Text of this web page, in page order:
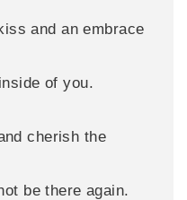
and an embrace
of you.
cherish the
be there again.